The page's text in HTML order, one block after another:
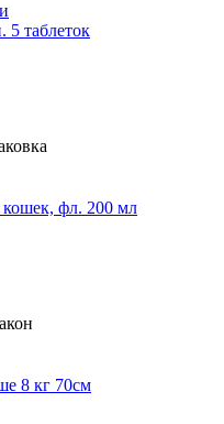
5 таблеток
фл. 200 мл
8 кг 70см